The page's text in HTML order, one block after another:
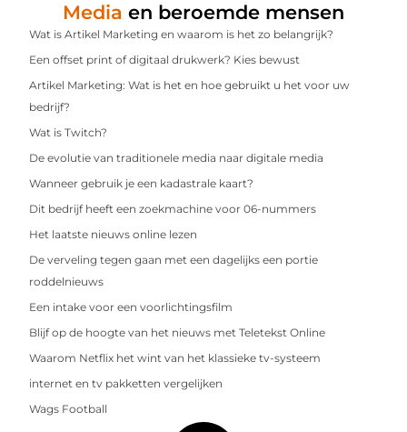
Media en beroemde mensen
Wat is Artikel Marketing en waarom is het zo belangrijk?
Een offset print of digitaal drukwerk? Kies bewust
Artikel Marketing: Wat is het en hoe gebruikt u het voor uw
bedrijf?
Wat is Twitch?
De evolutie van traditionele media naar digitale media
Wanneer gebruik je een kadastrale kaart?
Dit bedrijf heeft een zoekmachine voor 06-nummers
Het laatste nieuws online lezen
De verveling tegen gaan met een dagelijks een portie
roddelnieuws
Een intake voor een voorlichtingsfilm
Blijf op de hoogte van het nieuws met Teletekst Online
Waarom Netflix het wint van het klassieke tv-systeem
internet en tv pakketten vergelijken
Wags Football